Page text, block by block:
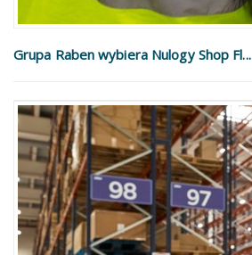
Grupa Raben wybiera Nulogy Shop Fl...